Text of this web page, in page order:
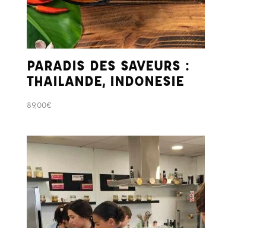
PARADIS DES SAVEURS :
THAILANDE, INDONESIE
89,00€